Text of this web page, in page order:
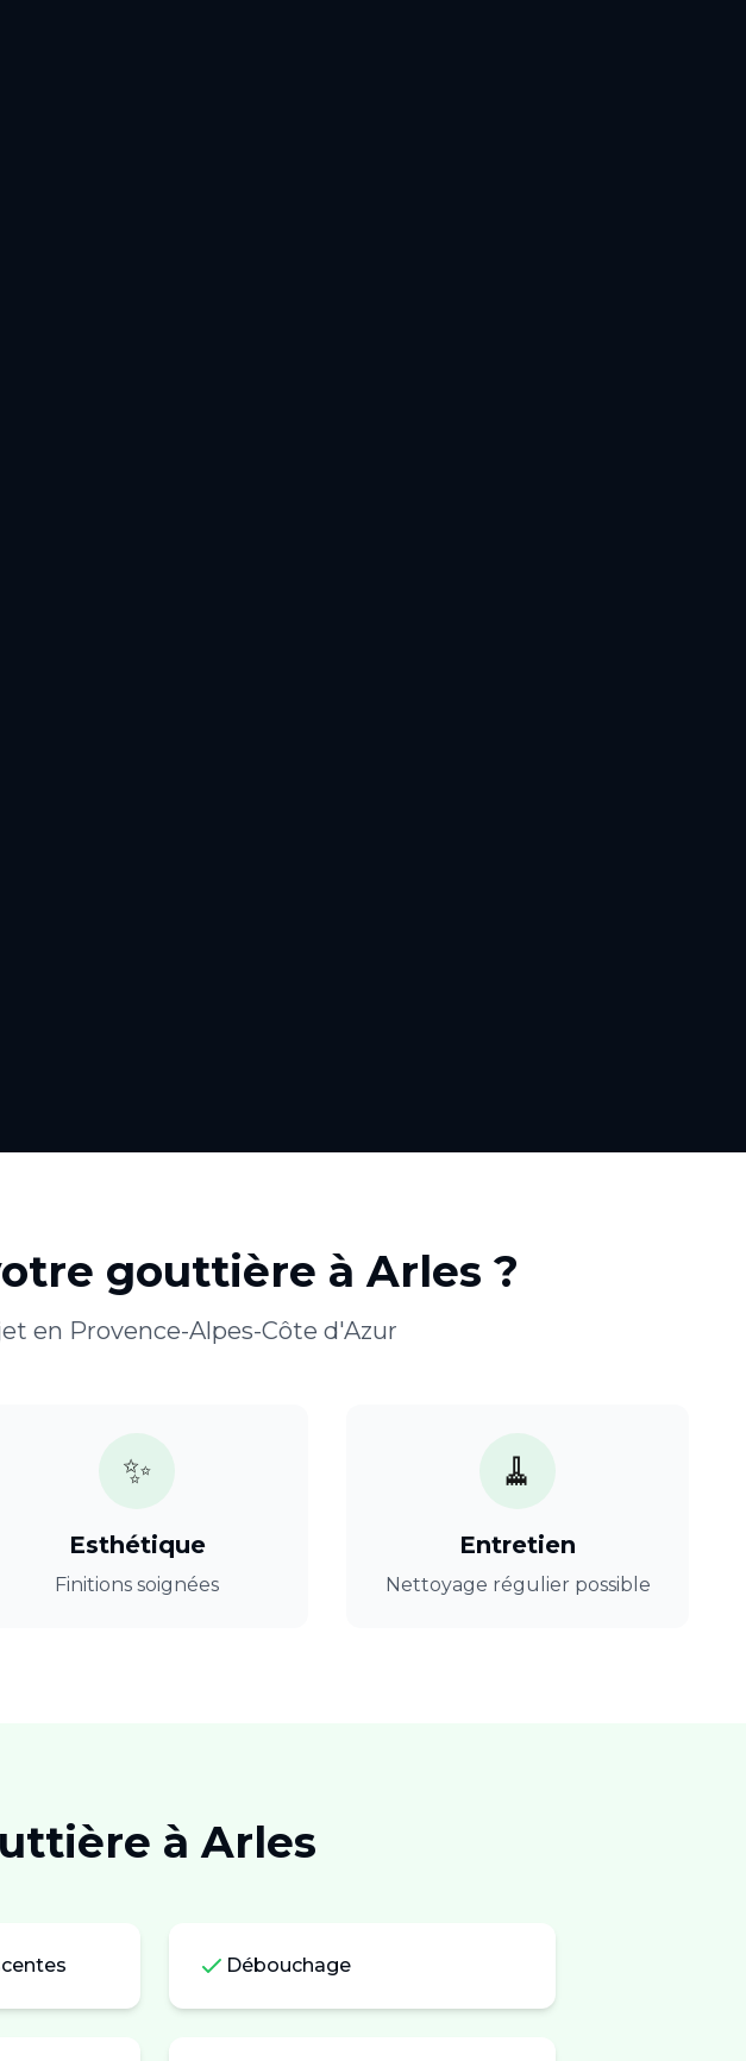
gouttière àArles ?
en Provence-Alpes-Côte d'Azur
✨
Esthétique
Finitions soignées
🧹
Entretien
Nettoyage régulier possible
àArles
Débouchage